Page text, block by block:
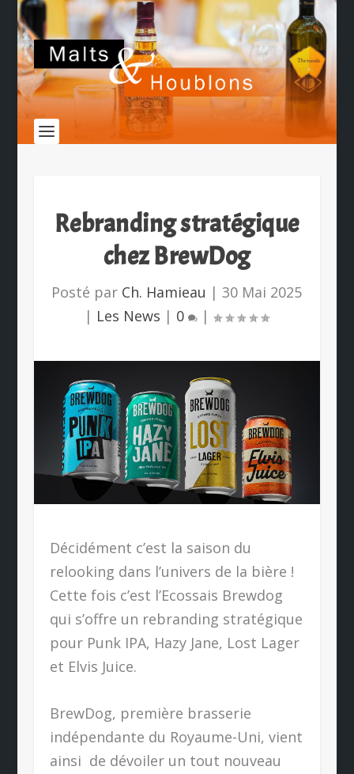
Rebranding stratégique
chez BrewDog
Posté par Ch. Hamieau |30 Mai 2025
| Les News | 0 |
Décidément c’est la saison du
relooking dans l’univers de la bière !
Cette fois c’est l’Ecossais Brewdog
qui s’offre un rebranding stratégique
pour Punk IPA, Hazy Jane, Lost Lager
et Elvis Juice.
BrewDog, première brasserie
indépendante du Royaume-Uni, vient
ainsi de dévoiler un tout nouveau